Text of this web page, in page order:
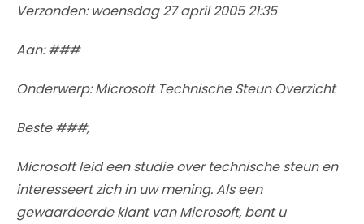
Verzonden: woensdag 27 april 2005 21:35
Aan: ###
Onderwerp: Microsoft Technische Steun Overzicht
Beste ###,
Microsoft leid een studie over technische steun en
interesseert zich in uw mening. Als een
gewaardeerde klant van Microsoft, bent u